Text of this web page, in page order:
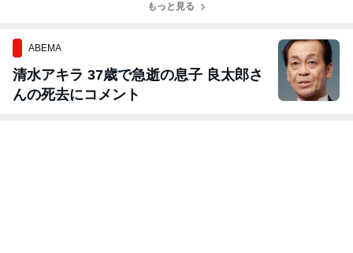
もっと見る
ABEMA
清水アキラ 37歳で急逝の息子 良太郎さ
んの死去にコメント